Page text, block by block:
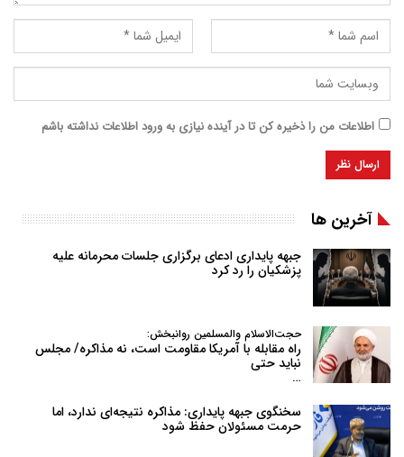
اطلاعات من را ذخیره کن تا در آینده نیازی به ورود اطلاعات نداشته باشم
آخرین ها
جبهه پایداری ادعای برگزاری جلسات محرمانه علیه
پزشکیان را رد کرد
حجت‌الاسلام والمسلمین روانبخش:
راه مقابله با آمریکا مقاومت است، نه مذاکره/ مجلس
نباید حتی
…
سخنگوی جبهه پایداری: مذاکره نتیجه‌ای ندارد، اما
حرمت مسئولان حفظ شود